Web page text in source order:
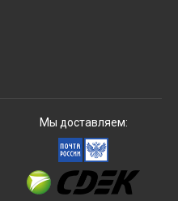
Мы доставляем: